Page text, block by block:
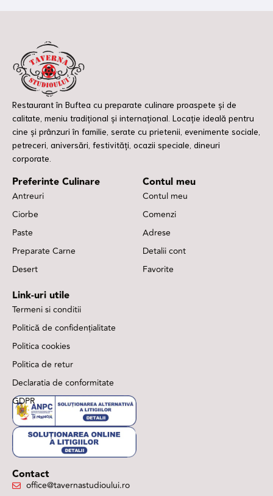
Restaurant în Buftea cu preparate culinare proaspete și de
calitate, meniu tradițional și internațional. Locație ideală pentru
cine și prânzuri în familie, serate cu prietenii, evenimente sociale,
petreceri, aniversări, festivități, ocazii speciale, dineuri
corporate.
Preferinte Culinare
Antreuri
Ciorbe
Paste
Preparate Carne
Desert
Contul meu
Contul meu
Comenzi
Adrese
Detalii cont
Favorite
Link-uri utile
Termeni si conditii
Politică de confidențialitate
Politica cookies
Politica de retur
Declaratia de conformitate
GDPR
Contact
office@tavernastudioului.ro